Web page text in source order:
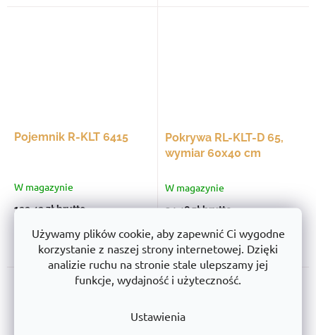
Używamy plików cookie, aby zapewnić Ci wygodne
korzystanie z naszej strony internetowej. Dzięki
analizie ruchu na stronie stale ulepszamy jej
funkcje, wydajność i użyteczność.
Ustawienia
Pojemnik R-KLT 6415
W magazynie
122,42 złbrutto
Do koszyka
Pokrywa RL-KLT-D 65,
wymiar 60x40 cm
W magazynie
34,48 złbrutto
Do koszyka